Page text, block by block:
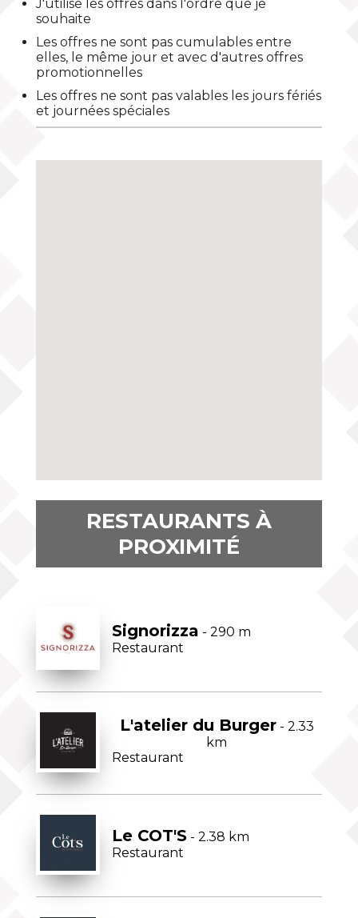
J'utilise les offres dans l'ordre que je
souhaite
Les offres ne sont pas cumulables entre
elles, le même jour et avec d'autres offres
promotionnelles
Les offres ne sont pas valables les jours fériés
et journées spéciales
RESTAURANTS À
PROXIMITÉ
Signorizza - 290 m
Restaurant
L'atelier du Burger- 2.33
km
Restaurant
Le COT'S- 2.38 km
Restaurant